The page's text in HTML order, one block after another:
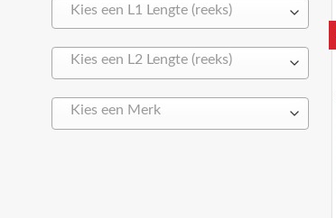
Kies een L1 Lengte (reeks)
Kies een L2 Lengte (reeks)
Kies een Merk